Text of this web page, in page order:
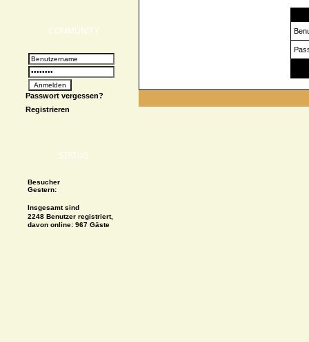
COMMUNITY
Passwort vergessen?
Registrieren
STATUS
Besucher
Gestern:
Insgesamt sind
2248 Benutzer registriert,
davon online: 967 Gäste